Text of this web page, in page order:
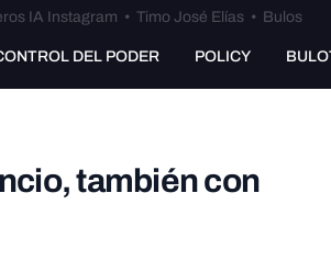
IA Instagram • Timo José Elías • Bulos
DEL PODER POLICY
también con